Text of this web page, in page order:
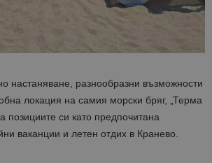
настаняване, разнообразни възможности
локация на самия морски бряг, „Терма
позициите си като предпочитана
ваканции и летен отдих в Кранево.